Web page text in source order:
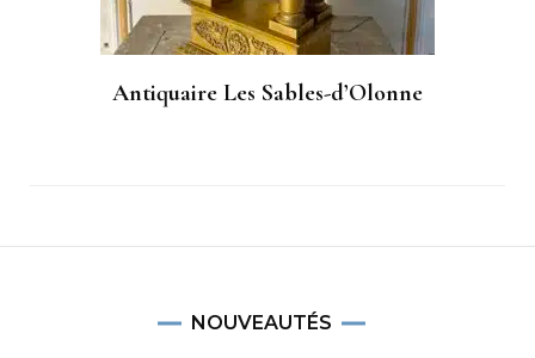
Antiquaire Les Sables-d’Olonne
NOUVEAUTÉS